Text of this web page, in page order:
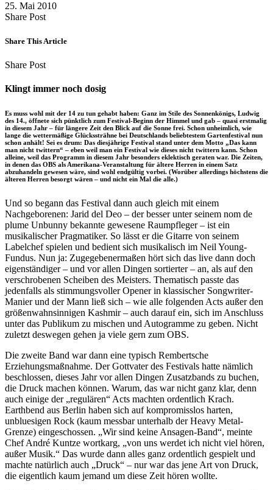
25. Mai 2010
Share PostShare
Facebook
Copy
to
Send
via
Share This Article
Share PostShare
Facebook
Copy
to
Send
via
Klingt immer noch dosig
Es muss wohl mit der 14 zu tun gehabt haben: Ganz im Stile des Sonnenkönigs, Ludwig
des 14., öffnete sich pünktlich zum Festival-Beginn der Himmel und gab – quasi erstmalig
in diesem Jahr – für längere Zeit den Blick auf die Sonne frei. Schon unheimlich, wie
lange die wettermäßige Glückssträhne bei Deutschlands beliebtestem Gartenfestival nun
schon anhält! Sei es drum: Das diesjährige Festival stand unter dem Motto „Das kann
man nicht twittern“ – eben weil man ein Festival wie dieses nicht twittern kann. Schon
alleine, weil das Programm in diesem Jahr besonders eklektisch geraten war. Die Zeiten,
in denen das OBS als Amerikana-Veranstaltung für ältere Herren in einem Satz
abzuhandeln gewesen wäre, sind wohl endgültig vorbei. (Worüber allerdings höchstens die
älteren Herren besorgt wären – und nicht ein Mal die alle.)
Und so begann das Festival dann auch gleich mit einem
Nachgeborenen: Jarid del Deo – der besser unter seinem nom de
plume Unbunny bekannte gewesene Raumpfleger – ist ein
musikalischer Pragmatiker. So lässt er die Gitarre von seinem
Labelchef spielen und bedient sich musikalisch im Neil Young-
Fundus. Nun ja: Zugegebenermaßen hört sich das live dann doch
eigenständiger – und vor allen Dingen sortierter – an, als auf den
verschrobenen Scheiben des Meisters. Thematisch passte das
jedenfalls als stimmungsvoller Opener in klassischer Songwriter-
Manier und der Mann ließ sich – wie alle folgenden Acts außer den
größenwahnsinnigen Kashmir – auch darauf ein, sich im Anschluss
unter das Publikum zu mischen und Autogramme zu geben. Nicht
zuletzt deswegen gehen ja viele gern zum OBS.
Die zweite Band war dann eine typisch Rembertsche
Erziehungsmaßnahme. Der Gottvater des Festivals hatte nämlich
beschlossen, dieses Jahr vor allen Dingen Zusatzbands zu buchen,
die Druck machen können. Warum, das war nicht ganz klar, denn
auch einige der „regulären“ Acts machten ordentlich Krach.
Earthbend aus Berlin haben sich auf kompromisslos harten,
unbluesigen Rock (kaum messbar unterhalb der Heavy Metal-
Grenze) eingeschossen. „Wir sind keine Ansagen-Band“, meinte
Chef André Kuntze wortkarg, „von uns werdet ich nicht viel hören,
außer Musik.“ Das wurde dann alles ganz ordentlich gespielt und
machte natürlich auch „Druck“ – nur war das jene Art von Druck,
die eigentlich kaum jemand um diese Zeit hören wollte.